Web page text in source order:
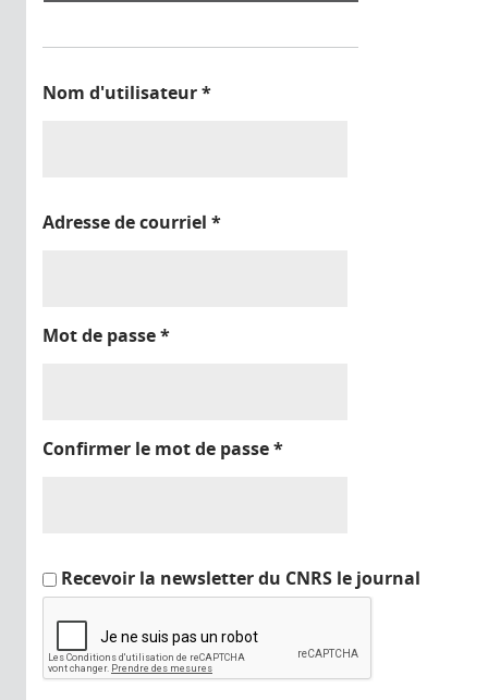
Nom d'utilisateur*
Adresse de courriel *
Mot de passe*
Confirmer le mot de passe*
Recevoir la newsletter du CNRS le journal